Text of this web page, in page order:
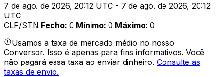
7 de ago. de 2026, 20:12 UTC - 7 de ago. de 2026, 20:12
UTC
CLP/STN Fecho: 0 Mínimo: 0 Máximo: 0
Usamos a taxa de mercado médio no nosso
Conversor. Isso é apenas para fins informativos. Você
não pagará essa taxa ao enviar dinheiro. Consulte as
taxas de envio.